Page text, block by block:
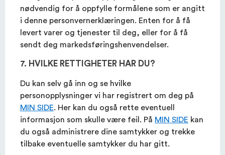
nødvendig for å oppfylle formålene som er angitt
i denne personvernerklæringen. Enten for å få
levert varer og tjenester til deg, eller for å få
sendt deg markedsføringshenvendelser.
7. HVILKE RETTIGHETER HAR DU?
Du kan selv gå inn og se hvilke
personopplysninger vi har registrert om deg på
MIN SIDE. Her kan du også rette eventuell
informasjon som skulle være feil. På MIN SIDE kan
du også administrere dine samtykker og trekke
tilbake eventuelle samtykker du har gitt.